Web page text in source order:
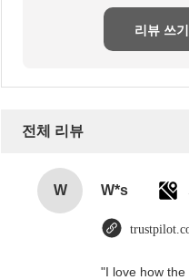
리뷰 쓰기
전체 리뷰
W W*s
"I love how